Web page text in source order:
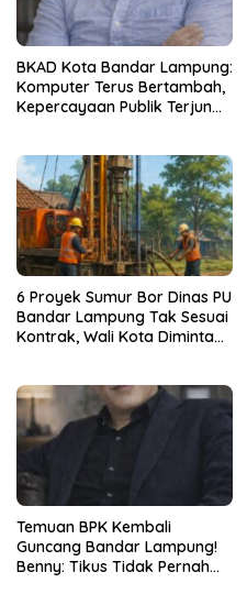
BKAD Kota Bandar Lampung:
Komputer Terus Bertambah,
Kepercayaan Publik Terjun
6 Proyek Sumur Bor Dinas PU
Bandar Lampung Tak Sesuai
Kontrak, Wali Kota Diminta
Temuan BPK Kembali
Guncang Bandar Lampung!
Benny: Tikus Tidak Pernah